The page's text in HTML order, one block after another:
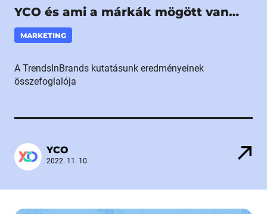
YCO és ami a márkák mögött van…
MARKETING
A TrendsInBrands kutatásunk eredményeinek
összefoglalója
YCO
2022. 11. 10.